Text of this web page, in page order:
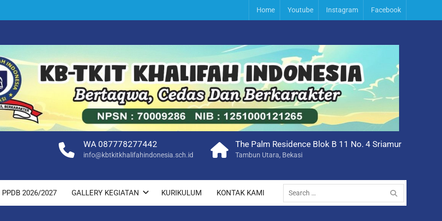
Home Youtube Instagram Facebook
WA 087778277442
info@kbtkitkhalifahindonesia.sch.id
The Palm Residence Blok B 11 No. 4 Sriamur
Tambun Utara, Bekasi
PPDB 2026/2027 GALLERY KEGIATAN KURIKULUM KONTAK KAMI
Search
for: